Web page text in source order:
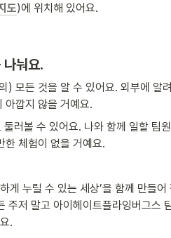
도)에 위치해 있어요.
나눠요.
) 모든 것을 알 수 있어요. 외부에 알
아깝지 않을 거예요.
러볼 수 있어요. 나와 함께 일할 팀
한 체험이 없을 거예요.
게 누릴 수 있는 세상’을 함께 만들어
주저 말고 아이헤이트플라잉버그스
.